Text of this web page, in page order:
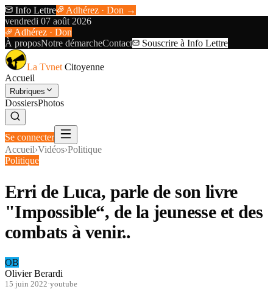
Info Lettre
Adhérez · Don →
vendredi 07 août 2026
Adhérez · Don
À proposNotre démarcheContact Souscrire à Info Lettre
La Tvnet Citoyenne
Accueil
Rubriques
DossiersPhotos
Se connecter
Accueil›Vidéos›Politique
Politique
Erri de Luca, parle de son livre
"Impossible“, de la jeunesse et des
combats à venir..
OB
Olivier Berardi
15 juin 2022·youtube